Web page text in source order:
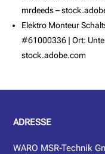
mrdeeds –
Elektro Monteur
#61000336 | Ort:
stock.adobe.com
ADRESSE
WARO MSR-Technik